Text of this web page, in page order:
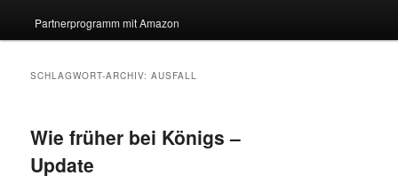
Partnerprogramm mit Amazon
SCHLAGWORT-ARCHIV:AUSFALL
Wie früher bei Königs –
Update